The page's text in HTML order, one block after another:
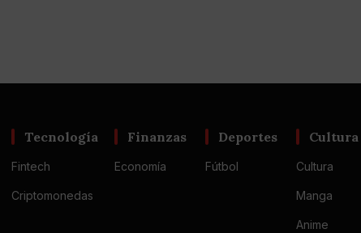
Tecnología
Fintech
Criptomonedas
Finanzas
Economía
Deportes
Fútbol
Cultura
Cultura
Manga
Anime